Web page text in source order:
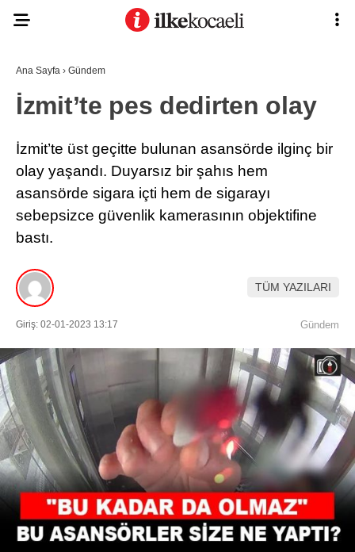
Ana Sayfa › Gündem
İzmit’te pes dedirten olay
İzmit’te üst geçitte bulunan asansörde ilginç bir
olay yaşandı. Duyarsız bir şahıs hem
asansörde sigara içti hem de sigarayı
sebepsizce güvenlik kamerasının objektifine
bastı.
TÜM YAZILARI
Giriş: 02-01-2023 13:17 Gündem